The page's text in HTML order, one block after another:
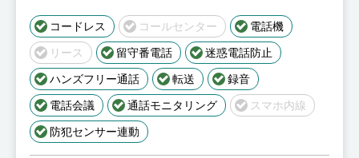
コードレス コールセンター 電話機
リース 留守番電話 迷惑電話防止
ハンズフリー通話 転送 録音
電話会議 通話モニタリング スマホ内線
防犯センサー連動